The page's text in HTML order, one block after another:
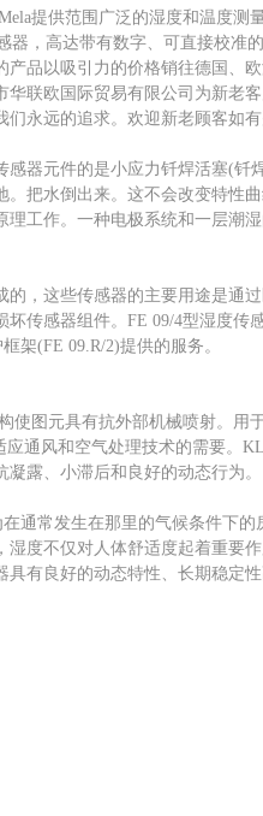
提供范围广泛的湿度和温度
，高达带有数字、可直接校准
产品以吸引力的价格销往德国、
联欧国际贸易有限公司为新老
永远的追求。欢迎新老顾客如
器元件的是小应力钎焊活塞(钎
把水倒出来。这不会改变特性
工作。一种电极系统和一层潮
，这些传感器的主要用途是通
传感器组件。FE 09/4型湿度
架(FE 09.R/2)提供的服务。
使图元具有抗外部机械喷射。
通风和空气处理技术的需要。
露、小滞后和良好的动态行为。
通常发生在那里的气候条件下
度不仅对人体舒适度起着重要
有良好的动态特性、长期稳定性